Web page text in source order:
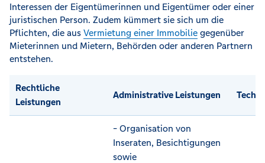
Interessen der Eigentümerinnen und Eigentümer oder einer
juristischen Person. Zudem kümmert sie sich um die
Pflichten, die aus Vermietung einer Immobilie gegenüber
Mieterinnen und Mietern, Behörden oder anderen Partnern
entstehen.
Rechtliche
Leistungen
Administrative Leistungen
- Organisation von
Inseraten, Besichtigungen
sowie